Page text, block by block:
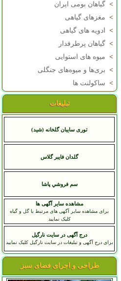
> گیاهان بومی ایران
> مغزهای گیاهی
>
ادویه های گیاهی
> گیاهان پرطرفدار
> میوه های استوایی
> بری‌ها و میوه‌های جنگلی
> ساکولنت ها
تبلیغات
توری سایبان گلخانه (شید)
گلدان فایبر گلاس
سم فروشي پاشا
مشاهده سایر آگهی ها
برای مشاهده سایر آگهی های مرتبط با گل و گیاه
کلیک نمایید
درج آگهی در سایت نارگیل
برای درج آگهی و تبلیغات در سایت نارگیل کلیک نمایید
طراحی و اجرای فضای سبز